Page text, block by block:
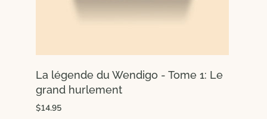
La légende du Wendigo - Tome 1: Le
grand hurlement
$14.95